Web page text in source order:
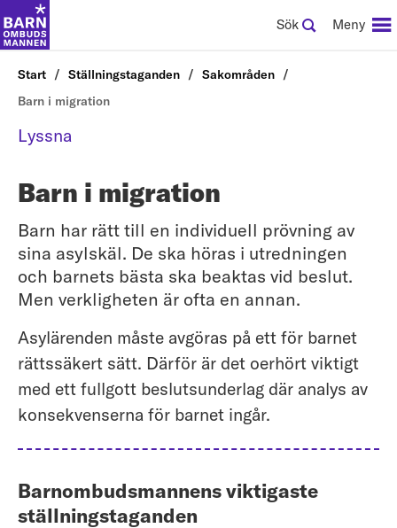
Sök Meny
Start Ställningstaganden
Sakområden
Barn i migration
Lyssna
Barn i migration
Barn har rätt till en individuell prövning av
sina asylskäl. De ska höras i utredningen
och barnets bästa ska beaktas vid beslut.
Men verkligheten är ofta en annan.
Asylärenden måste avgöras på ett för barnet
rättssäkert sätt. Därför är det oerhört viktigt
med ett fullgott beslutsunderlag där analys av
konsekvenserna för barnet ingår.
Barnombudsmannens viktigaste
ställningstaganden